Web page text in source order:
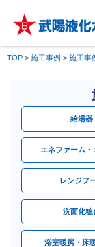
TOP > 施工事例 > 施工事
給湯器
エネファーム・
レンジフ
洗面化粧
浴室暖房・床